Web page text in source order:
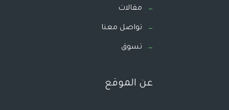
مقالات
تواصل معنا
تسوق
عن الموقع